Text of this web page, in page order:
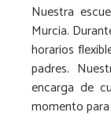
Nuestra
Murcia.
horarios
padres.
encarga de
momento